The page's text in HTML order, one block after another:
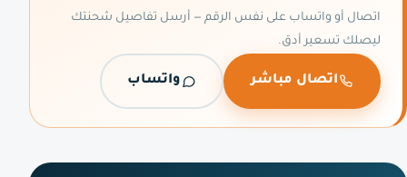
اتصال أو واتساب على نفس الرقم — أرسل تفاصيل شحنتك
ليصلك تسعير أدق.
اتصال مباشر واتساب